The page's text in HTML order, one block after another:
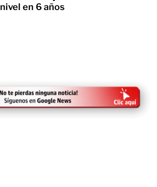
nivel en 6 años